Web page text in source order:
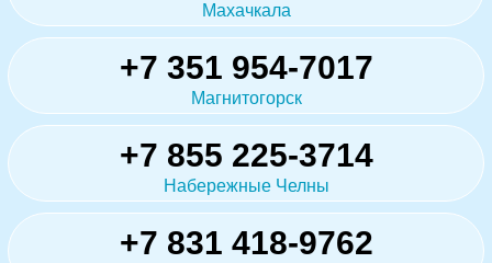
Махачкала
+7 351 954-7017
Магнитогорск
+7 855 225-3714
Набережные Челны
+7 831 418-9762